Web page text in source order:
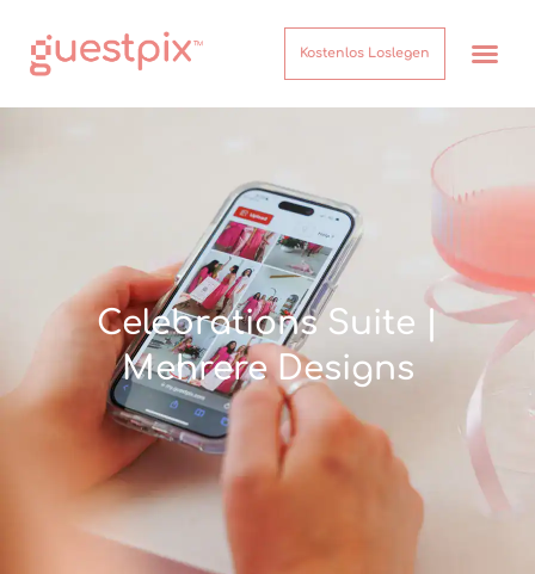
Kostenlos Loslegen
Celebrations Suite |
Mehrere Designs